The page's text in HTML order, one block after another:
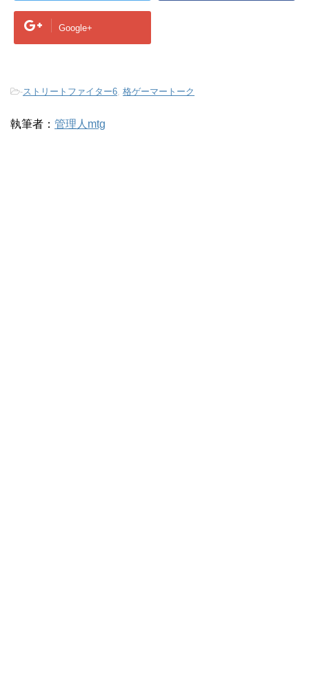
Google+
-ストリートファイター6, 格ゲーマートーク
執筆者： 管理人mtg